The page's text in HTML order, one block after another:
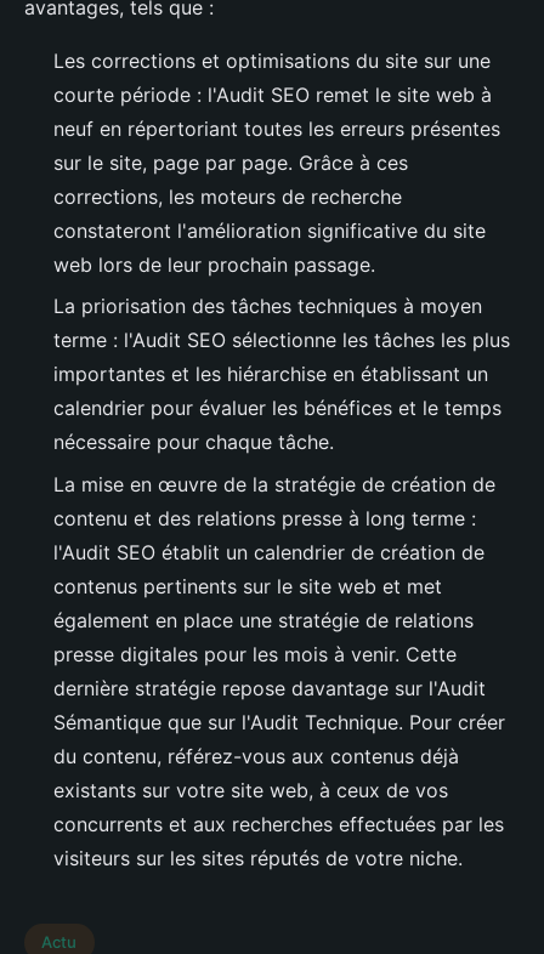
avantages, tels que :
Les corrections et optimisations du site sur une
courte période : l'Audit SEO remet le site web à
neuf en répertoriant toutes les erreurs présentes
sur le site, page par page. Grâce à ces
corrections, les moteurs de recherche
constateront l'amélioration significative du site
web lors de leur prochain passage.
La priorisation des tâches techniques à moyen
terme : l'Audit SEO sélectionne les tâches les plus
importantes et les hiérarchise en établissant un
calendrier pour évaluer les bénéfices et le temps
nécessaire pour chaque tâche.
La mise en œuvre de la stratégie de création de
contenu et des relations presse à long terme :
l'Audit SEO établit un calendrier de création de
contenus pertinents sur le site web et met
également en place une stratégie de relations
presse digitales pour les mois à venir. Cette
dernière stratégie repose davantage sur l'Audit
Sémantique que sur l'Audit Technique. Pour créer
du contenu, référez-vous aux contenus déjà
existants sur votre site web, à ceux de vos
concurrents et aux recherches effectuées par les
visiteurs sur les sites réputés de votre niche.
Actu